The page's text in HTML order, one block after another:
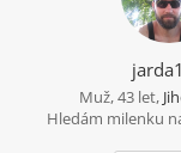
Muž, 43 let,
Hledám milenku